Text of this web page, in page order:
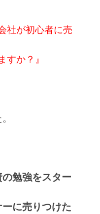
社が初心者に売
すか？』
の勉強をスター
に売りつけた